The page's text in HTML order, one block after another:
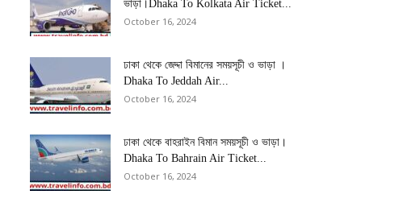
ভাড়া।Dhaka To Kolkata Air Ticket...
October 16, 2024
ঢাকা থেকে জেদ্দা বিমানের সময়সূচী ও ভাড়া ।
Dhaka To Jeddah Air...
October 16, 2024
ঢাকা থেকে বাহরাইন বিমান সময়সূচী ও ভাড়া।
Dhaka To Bahrain Air Ticket...
October 16, 2024